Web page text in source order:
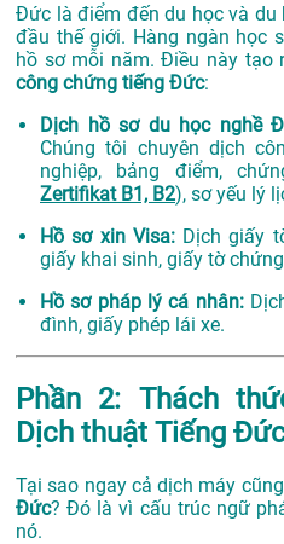
Đức là điểm đến du học và du
đầu thế giới. Hàng ngàn học
hồ sơ mỗi năm. Điều này tạo
công chứng tiếng Đức:
Dịch hồ sơ du học nghề
Chúng tôi chuyên dịch
nghiệp, bảng điểm,
Zertifikat B1, B2), sơ yếu lý
Hồ sơ xin Visa:Dịch giấy
giấy khai sinh, giấy tờ
Hồ sơ pháp lý cá nhân:
đình, giấy phép lái xe.
Phần 2: Thách
Dịch thuật Tiếng
Tại sao ngay cả dịch máy cũng
Đức? Đó là vì cấu trúc ngữ
nó.